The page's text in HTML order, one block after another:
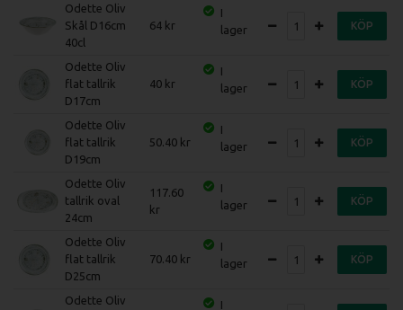
Odette Oliv
Skål D16cm
40cl
64
I
lager
KÖP
Odette Oliv
flat tallrik
D17cm
40
I
lager
KÖP
Odette Oliv
flat tallrik
D19cm
50.40
I
lager
KÖP
Odette Oliv
tallrik oval
24cm
117.60
I
lager
KÖP
Odette Oliv
flat tallrik
D25cm
70.40
I
lager
KÖP
Odette Oliv
I